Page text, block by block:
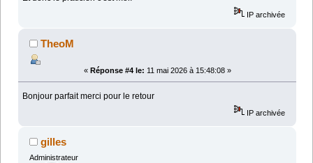
IP archivée
TheoM
« Réponse #4 le: 11 mai 2026 à 15:48:08 »
Bonjour parfait merci pour le retour
IP archivée
gilles
Administrateur